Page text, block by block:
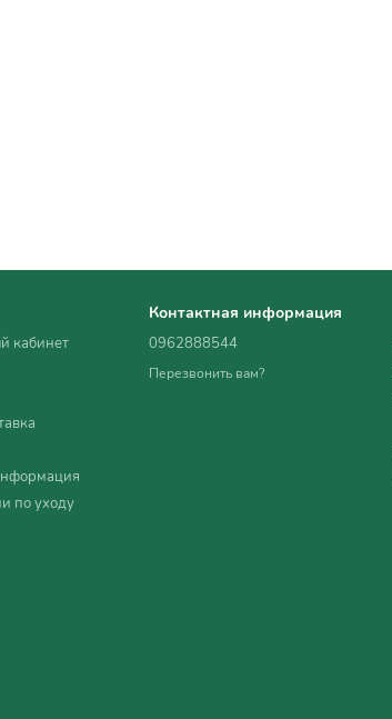
кабинет
по уходу
Контактная информация
0962888544
Перезвонить вам?